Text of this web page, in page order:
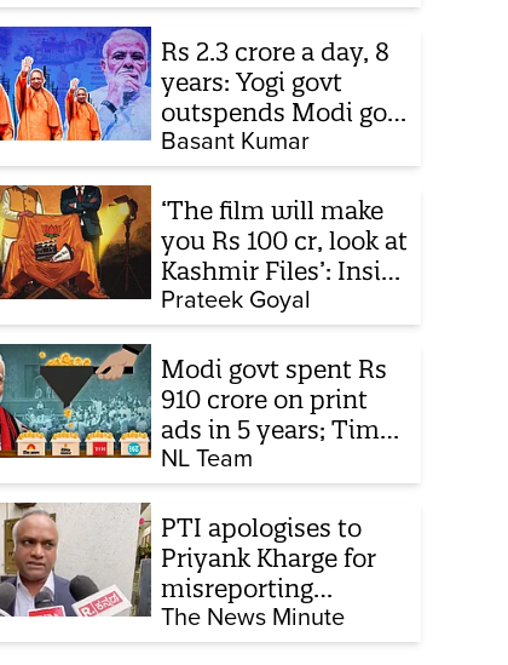
Rs 2.3 crore a day, 8
years: Yogi govt
outspends Modi govt
when it comes to
ads
Basant Kumar
‘The film will make
you Rs 100 cr, look at
Kashmir Files’: Inside
the quiet capture of
Bollywood
Prateek Goyal
Modi govt spent Rs
910 crore on print
ads in 5 years; Times
of India biggest
beneficiary
NL Team
PTI apologises to
Priyank Kharge for
misreporting
remarks on police
constable exam
The News Minute